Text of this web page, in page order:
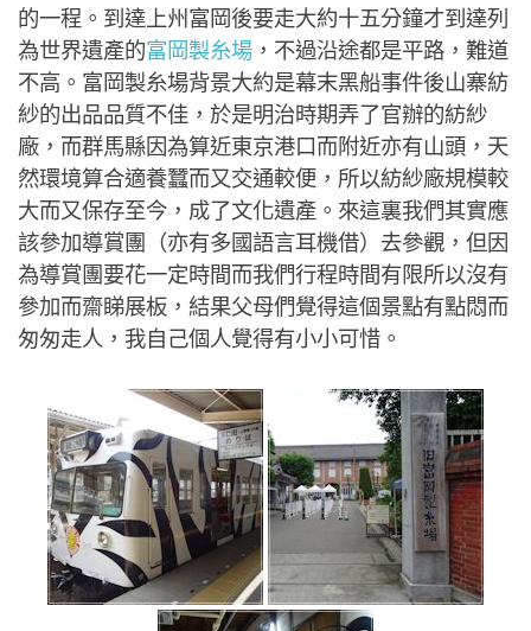
的一程。到達上州富岡後要走大約十五分鐘才到達列
為世界遺產的富岡製糸場 ，不過沿途都是平路，難道
不高。富岡製糸場背景大約是幕末黑船事件後山寨紡
紗的出品品質不佳，於是明治時期弄了官辦的紡紗
廠，而群馬縣因為算近東京港口而附近亦有山頭，天
然環境算合適養蠶而又交通較便，所以紡紗廠規模較
大而又保存至今，成了文化遺產。來這裏我們其實應
該參加導賞團（亦有多國語言耳機借）去參觀，但因
為導賞團要花一定時間而我們行程時間有限所以沒有
參加而齋睇展板，結果父母們覺得這個景點有點悶而
匆匆走人，我自己個人覺得有小小可惜。